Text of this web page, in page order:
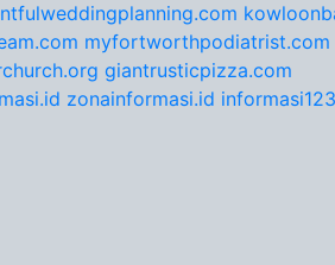
myfortworthpodiatrist.com
giantrusticpizza.com
zonainformasi.id